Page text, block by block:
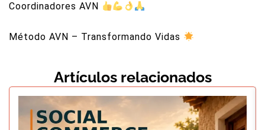
Coordinadores AVN
Método AVN – Transformando Vidas
Artículos relacionados